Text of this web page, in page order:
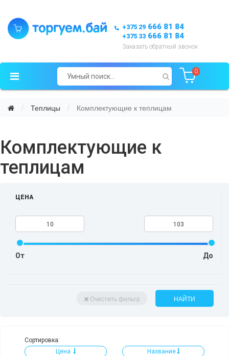
+375 29 666 81 84
+375 33 666 81 84
Заказать обратный звонок
0
Теплицы Комплектующие к теплицам
Комплектующие к
теплицам
ЦЕНА
От До
Очистить фильтр НАЙТИ
Сортировка:
Цена
Название